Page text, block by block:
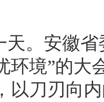
天。安徽
环境”的大
以刀刃向